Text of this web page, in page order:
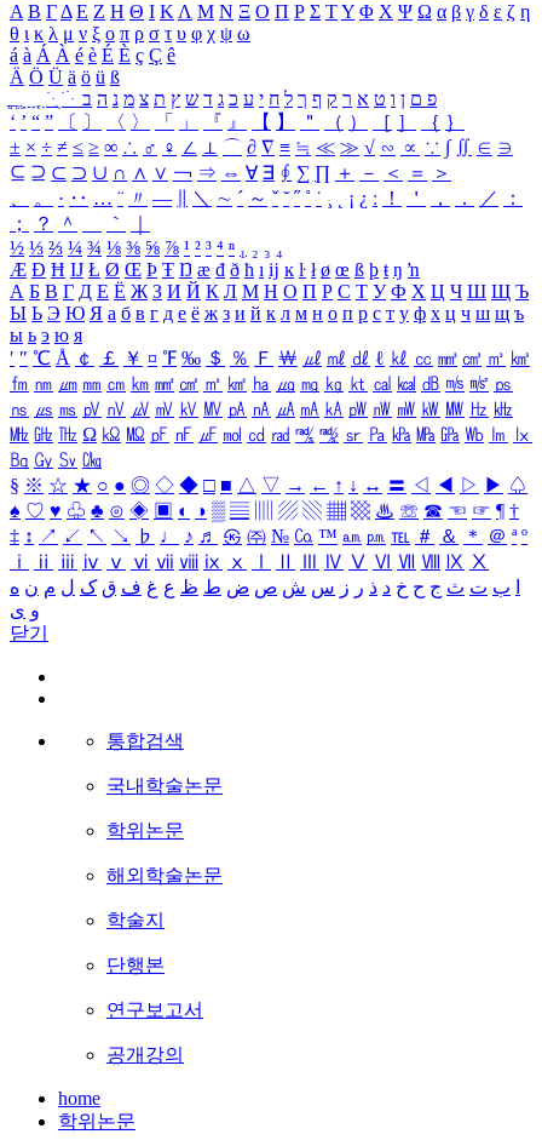
Α Β ΓΔ Ε Ζ Η Θ Ι ΚΛ Μ Ν Ξ Ο Π Ρ Σ ΤΥ Φ Χ Ψ Ω α β γ δ ε ζ η
θ ι κ λ μ ν ξ ο π ρ σ τ υ φ χ ψ ω
á à Á À é è É È ç Ç ê
Ä Ö Ü ä ö ü ß
ִֶֹ ֻּ ׁׂ פ ם ן ו ט א ר ק ף ך ל ח י ע כ ג ד ש ץ ת צ מ נ ה ב
‘ ’ “ ” 〔 〕 〈 〉 「 」 『 』 【 】 ＂ （ ） ［ ］ ｛ ｝
± × ÷ ≠ ≤ ≥ ∞ ∴ ♂ ♀ ∠ ⊥ ⌒ ∂ ∇ ≡ ≒ ≪ ≫ √ ∽ ∝ ∵ ∫ ∬ ∈ ∋
⊆ ⊇ ⊂ ⊃ ∪ ∩ ∧ ∨ ￢ ⇒ ⇔ ∀ ∃ ∮ ∑ ∏ ＋ － ＜ ＝
＞
、
。 · ‥ … ¨ 〃 ― ＼ ∼ ´ ～ ˇ ˘ ˝ ˚ ˙ ¸ ¡ ¿ ː ！ ＇ ， ． ／
：
；
？ ＾ ｀
½ ⅓ ⅔ ¼ ¾ ⅛ ⅜ ⅝ ⅞ ¹ ² ³ ⁴ ⁿ ₁ ₂ ₃ ₄
Æ Ð Ħ Ĳ Ł Ø Œ Þ Ŧ Ŋ æ đ ð ħ ı ĳ ĸ ŀ ł ø œ ß þ ŧ ŋ ŉ
А Б В Г Д Е Ё Ж З И Й К Л М Н О П Р С Т У Ф Х Ц Ч Ш Щ Ъ
Ы Ь Э Ю Я а б в г д е ё ж з и й к л м н о п р с т у ф х ц ч ш щ ъ
ы ь э ю я
′ ″ ℃ Å ￠ ￡ ￥ ¤ ℉ ‰ ＄ ％ Ｆ ￦ ㎕ ㎖ ㎗ ℓ ㎘ ㏄ ㎣ ㎤ ㎥ ㎦
㎙ ㎚ ㎛ ㎜ ㎝ ㎞ ㎟ ㎠ ㎡ ㎢ ㏊ ㎍ ㎎ ㎏ ㏏ ㎈ ㎉ ㏈ ㎧ ㎨ ㎰
㎱ ㎲ ㎳ ㎴ ㎵ ㎶ ㎷ ㎸ ㎹ ㎀ ㎁ ㎂ ㎃ ㎄ ㎺ ㎻ ㎽ ㎾ ㎿ ㎐ ㎑
㎒ ㎓ ㎔ Ω ㏀ ㏁ ㎊ ㎋ ㎌ ㏖ ㏅ ㎭ ㎮ ㎯ ㏛ ㎩ ㎪ ㎫ ㎬ ㏝ ㏐
㏓
㏃ ㏉ ㏜ ㏆
§ ※ ☆ ★ ○ ● ◎ ◇ ◆ □ ■ △ ▽ → ← ↑ ↓ ↔ 〓 ◁ ◀ ▷ ▶ ♤
♠ ♡ ♥ ♧ ♣ ⊙ ◈ ▣ ◐ ◑ ▒ ▤ ▨ ▧ ▦ ▩ ♨ ☏ ☎ ☜ ☞ ¶ †
‡ ↕ ↗ ↙ ↖ ↘ ♭ ♩ ♪ ♬ ㉿ ㈜ № ㏇ ™ ㏂ ㏘ ℡ ＃ ＆ ＊ ＠ ª º
ⅰ
ⅱ ⅲ ⅳ ⅴ ⅵ ⅶ ⅷ ⅸ ⅹ Ⅳ Ⅴ Ⅵ Ⅶ Ⅷ Ⅸ Ⅹ
ب ت ث ج ح خ د ذ ر ز س ش ص ض ط ظ ع غ ف ق ک ل م ن ه
و ی
닫기
통합검색
국내학술논문
학위논문
해외학술논문
학술지
단행본
연구보고서
공개강의
home
학위논문